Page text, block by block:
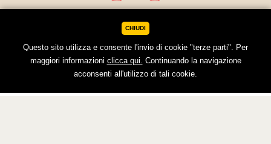
Dati societari
CHIUDI
Questo sito utilizza e consente l'invio di cookie "terze parti". Per
maggiori informazioni clicca qui. Continuando la navigazione
acconsenti all'utilizzo di tali cookie.